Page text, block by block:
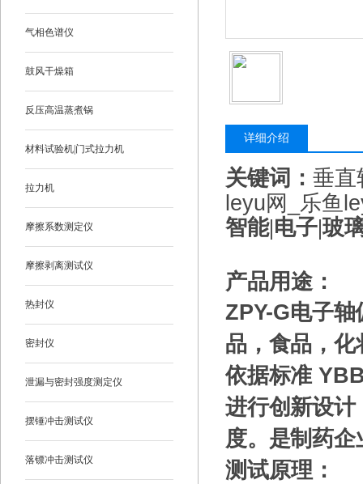
气相色谱仪
鼓风干燥箱
反压高温蒸煮锅
材料试验机|门式拉力机
拉力机
摩擦系数测定仪
摩擦剥离测试仪
热封仪
密封仪
泄漏与密封强度测定仪
摆锤冲击测试仪
落镖冲击测试仪
详细介绍
关键词： 垂直
leyu网_乐鱼
智能|电子|玻
产品用途：
ZPY-G电子轴
品，食品，
依据标准
进行创新设
度。是制药
测试原理：